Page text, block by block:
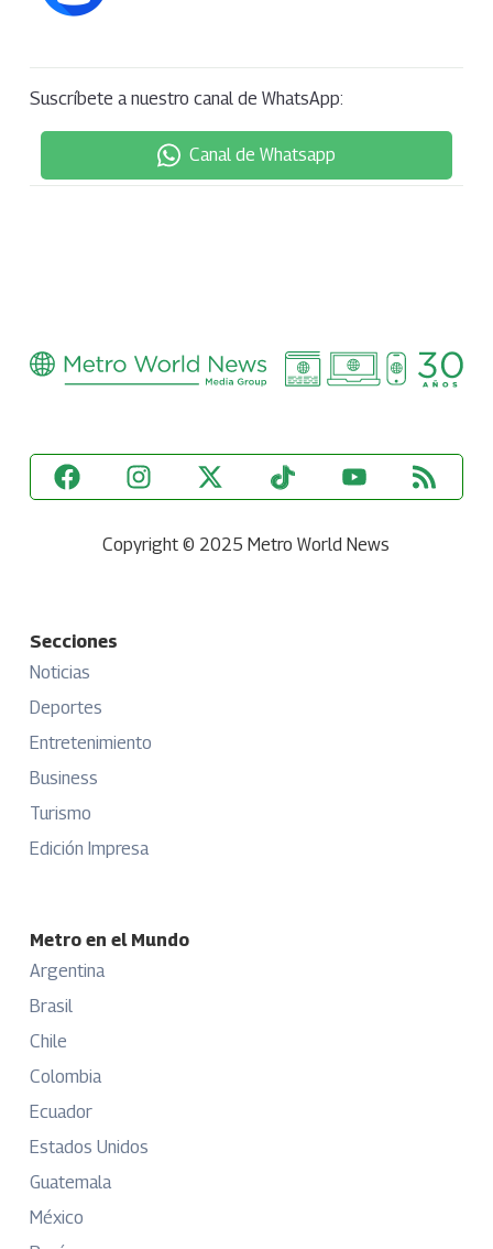
Suscríbete a nuestro canal de WhatsApp:
Canal de Whatsapp
Copyright © 2025 Metro World News
Secciones
Noticias
Deportes
Entretenimiento
Business
Turismo
Edición Impresa
Metro en el Mundo
Argentina
Brasil
Chile
Colombia
Ecuador
Estados Unidos
Guatemala
México